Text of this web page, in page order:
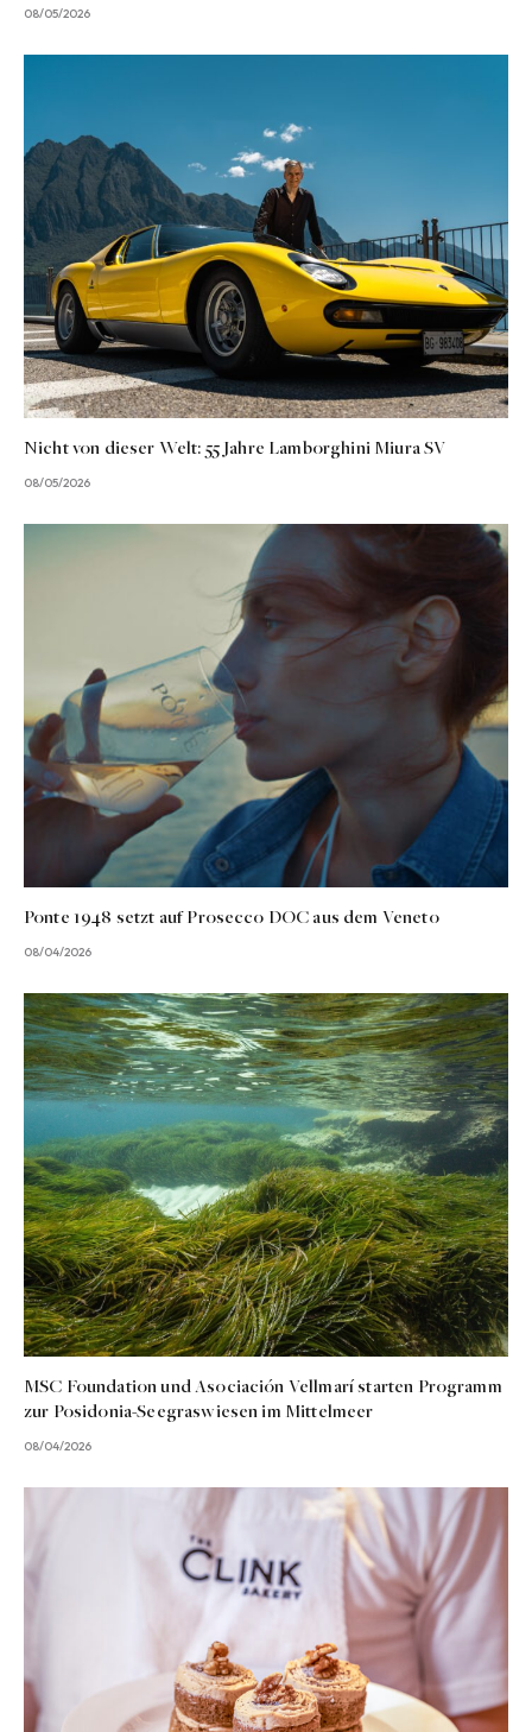
08/05/2026
Nicht von dieser Welt: 55 Jahre Lamborghini Miura SV
08/05/2026
Ponte 1948 setzt auf Prosecco DOC aus dem Veneto
08/04/2026
MSC Foundation und Asociación Vellmarí starten Programm
zur Posidonia-Seegraswiesen im Mittelmeer
08/04/2026